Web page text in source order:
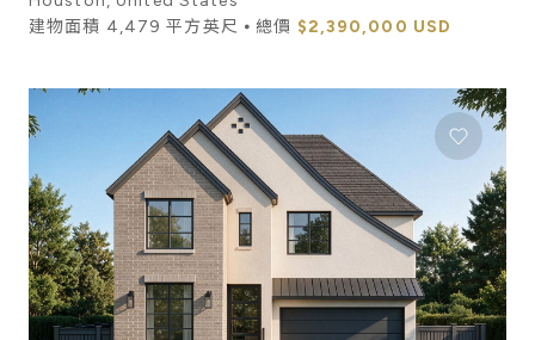
建物面積 4,479 平方英尺 ⦁ 總價 $2,390,000 USD